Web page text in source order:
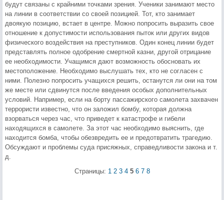
будут связаны с крайними точками зрения. Ученики занимают место
на линии в соответствии со своей позицией. Тот, кто занимает
двоякую позицию, встает в центре. Можно попросить выразить свое
отношение к допустимости использования пыток или других видов
физического воздействия на преступников. Один конец линии будет
представлять полное одобрение смертной казни, другой отрицание
ее необходимости. Учащимся дают возможность обосновать их
местоположение. Необходимо выслушать тех, кто не согласен с
ними. Полезно попросить учащихся решить, останутся ли они на том
же месте или сдвинутся после введения особых дополнительных
условий. Например, если на борту пассажирского самолета захвачен
террористи известно, что он заложил бомбу, которая должна
взорваться через час, что приведет к катастрофе и гибели
находящихся в самолете. За этот час необходимо выяснить, где
находится бомба, чтобы обезвредить ее и предотвратить трагедию.
Обсуждают и проблемы суда присяжных, справедливости закона и т.
д.
Страницы: 1 2 3 4 5 6 7 8